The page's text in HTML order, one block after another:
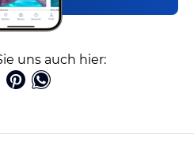
uns auch hier: